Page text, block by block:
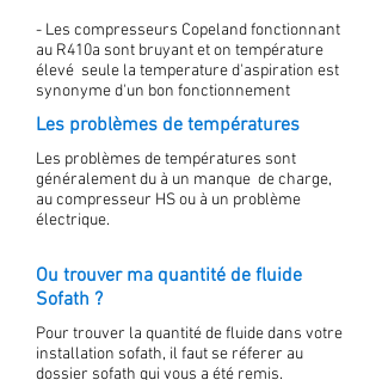
- Les compresseurs Copeland fonctionnant
au R410a sont bruyant et on température
élevé seule la temperature d'aspiration est
synonyme d'un bon fonctionnement
Les problèmes de températures
Les problèmes de températures sont
généralement du à un manque de charge,
au compresseur HS ou à un problème
électrique.
Ou trouver ma quantité de fluide
Sofath ?
Pour trouver la quantité de fluide dans votre
installation sofath, il faut se réferer au
dossier sofath qui vous a été remis.